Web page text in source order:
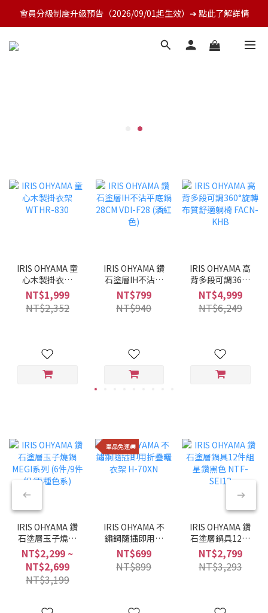
會員分級制度升級預告（2026/09/01起生效）➔ 點此了解詳情
IRIS OHYAMA 童
心木製掛衣架
WTHR-830
NT$1,999
NT$2,352
IRIS OHYAMA 鑽
石塗層IH不沾平
底鍋 28CM VDI-
F28 (酒紅色)
NT$799
NT$940
IRIS OHYAMA 高
背多段可調360°
旋轉布質舒適躺
椅 FACN-KHB
NT$4,999
NT$6,249
IRIS OHYAMA 鑽
石塗層玉子燒鍋
MEGI系列 (6件/9
件組/兩種色系)
NT$2,299 ~
NT$2,699
NT$3,199
單品免運🚚
IRIS OHYAMA 不
鏽鋼隨插即用折
疊曬衣架 H-
70XN
NT$699
NT$899
IRIS OHYAMA 鑽
石塗層鍋具12件
組 星鑽黑色
NTF-SEI12
NT$2,799
NT$3,293